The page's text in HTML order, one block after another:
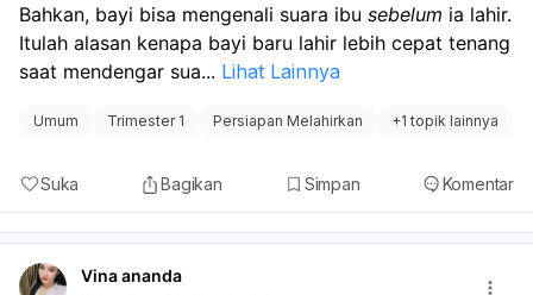
Bahkan, bayi bisa mengenali suara ibu sebelum ia lahir.
Itulah alasan kenapa bayi baru lahir lebih cepat tenang
saat mendengar sua... Lihat Lainnya
Umum Trimester 1 Persiapan Melahirkan +1 topik lainnya
Suka Bagikan Simpan Komentar
Vina ananda